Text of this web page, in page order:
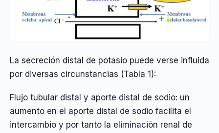
La secreción distal de potasio puede verse influida
por diversas circunstancias (Tabla 1):
Flujo tubular distal y aporte distal de sodio: un
aumento en el aporte distal de sodio facilita el
intercambio y por tanto la eliminación renal de